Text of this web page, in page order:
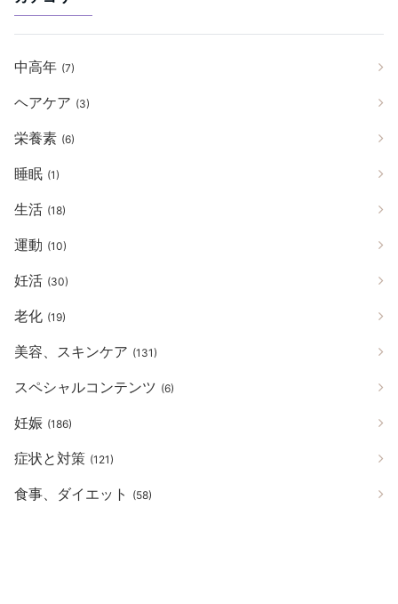
中高年 (7)
ヘアケア (3)
栄養素 (6)
睡眠 (1)
生活 (18)
運動 (10)
妊活 (30)
老化 (19)
美容、スキンケア (131)
スペシャルコンテンツ (6)
妊娠 (186)
症状と対策 (121)
食事、ダイエット (58)